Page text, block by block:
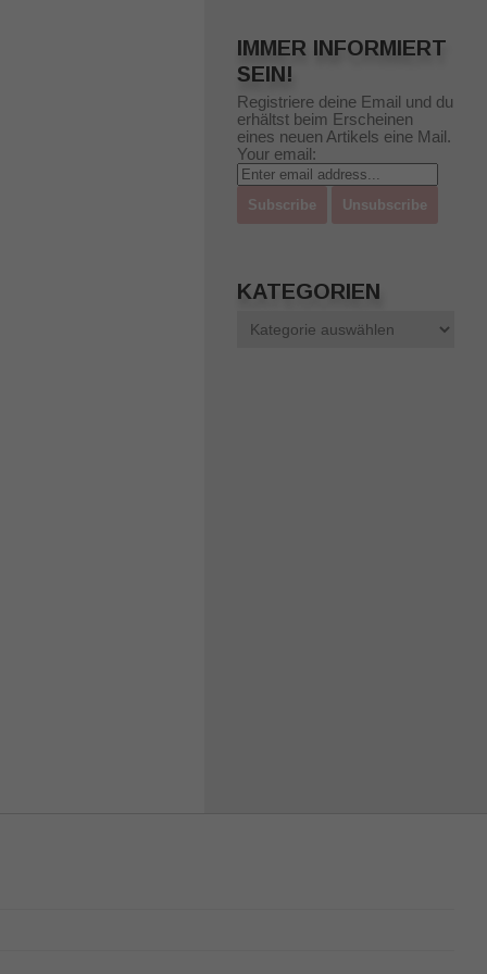
IMMER INFORMIERT
SEIN!
Registriere deine Email und du
erhältst beim Erscheinen
eines neuen Artikels eine Mail.
Your email:
KATEGORIEN